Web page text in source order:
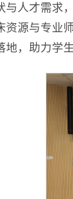
与人才需求
资源与专业
地，助力学